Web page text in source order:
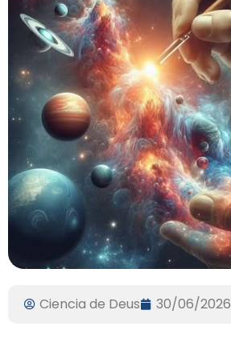
Ciencia de Deus 30/06/2026